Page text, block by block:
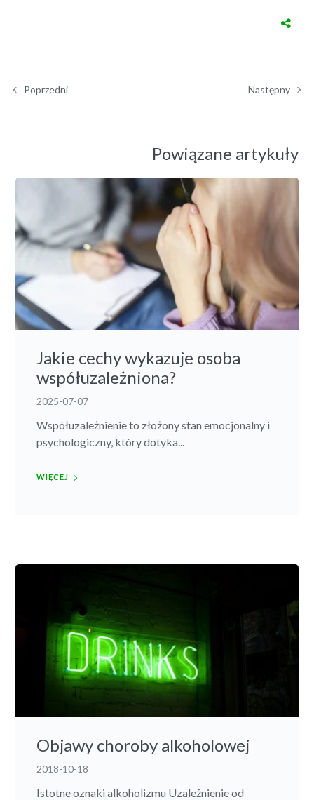
Poprzedni Następny
Powiązane artykuły
Jakie cechy wykazuje osoba
współuzależniona?
2025-07-07
Współuzależnienie to złożony stan emocjonalny i
psychologiczny, który dotyka...
WIĘCEJ
Objawy choroby alkoholowej
2018-10-18
Istotne oznaki alkoholizmu Uzależnienie od